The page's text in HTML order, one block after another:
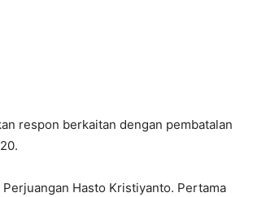
respon berkaitan dengan pembatalan
Hasto Kristiyanto. Pertama